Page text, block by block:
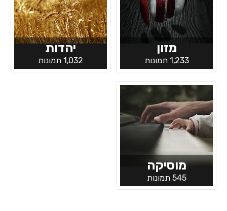
מזון
1,233 תמונות
יהדות
1,032 תמונות
מוסיקה
545 תמונות